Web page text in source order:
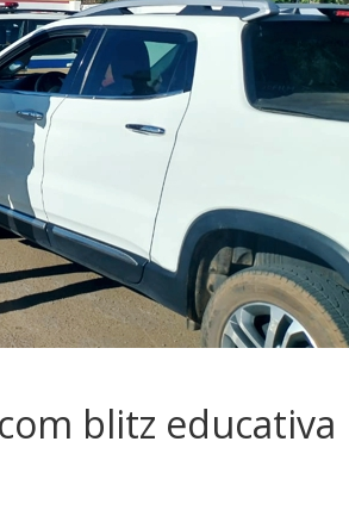
blitz educativa